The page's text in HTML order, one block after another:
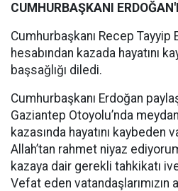
CUMHURBAŞKANI
Cumhurbaşkanı Recep
hesabından kazada hayatını
başsağlığı diledi.
Cumhurbaşkanı Erdoğan
Gaziantep Otoyolu’nda
kazasında hayatını kaybeden
Allah’tan rahmet niyaz
kazaya dair gerekli tahkikatı
Vefat eden